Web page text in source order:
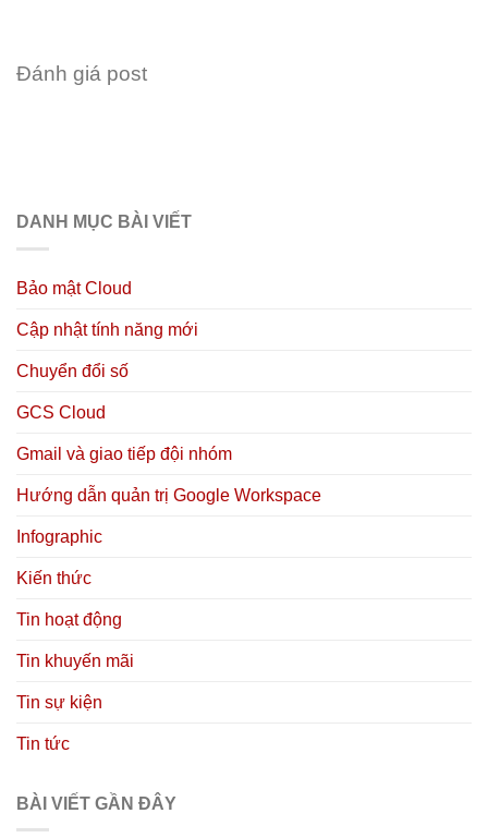
Đánh giá post
DANH MỤC BÀI VIẾT
Bảo mật Cloud
Cập nhật tính năng mới
Chuyển đổi số
GCS Cloud
Gmail và giao tiếp đội nhóm
Hướng dẫn quản trị Google Workspace
Infographic
Kiến thức
Tin hoạt động
Tin khuyến mãi
Tin sự kiện
Tin tức
BÀI VIẾT GẦN ĐÂY